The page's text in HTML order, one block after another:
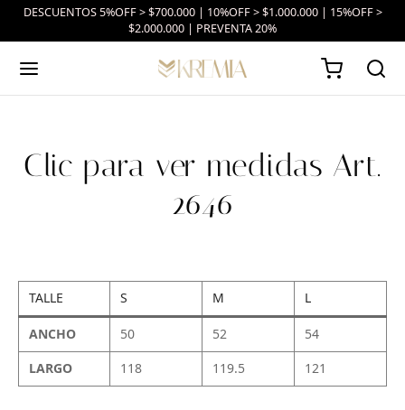
DESCUENTOS 5%OFF > $700.000 | 10%OFF > $1.000.000 | 15%OFF >
$2.000.000 | PREVENTA 20%
Clic para ver medidas Art.
2646
TALLE S M
L
ANCHO
50 52
54
LARGO
118 119.5 121